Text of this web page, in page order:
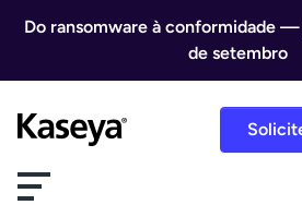
Do ransomware à conformidade
de setembro